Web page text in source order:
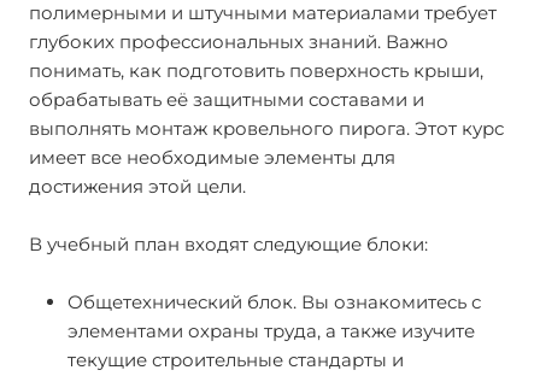
полимерными и штучными материалами требует
глубоких профессиональных знаний. Важно
понимать, как подготовить поверхность крыши,
обрабатывать её защитными составами и
выполнять монтаж кровельного пирога. Этот курс
имеет все необходимые элементы для
достижения этой цели.
В учебный план входят следующие блоки:
Общетехнический блок. Вы ознакомитесь с
элементами охраны труда, а также изучите
текущие строительные стандарты и